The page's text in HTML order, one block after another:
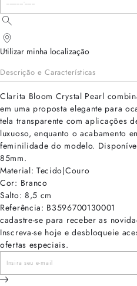
Utilizar minha localização
Descrição e Características
Clarita Bloom Crystal Pearl
em uma proposta elegante para
tela transparente com aplicações
luxuoso, enquanto o acabamento
feminilidade do modelo.
85mm.
Material: Tecido|Couro
Cor: Branco
Salto: 8,5 cm
Referência: B3596700130001
cadastre-se para receber as
Inscreva-se hoje e desbloqueie
ofertas especiais.